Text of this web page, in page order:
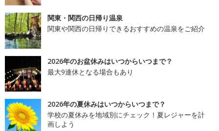
関東・関西の日帰り温泉
関東や関西の日帰りできるおすすめの温泉をご紹介
2026年のお盆休みはいつからいつまで？
最大9連休となる場合もあり
2026年の夏休みはいつからいつまで？
学校の夏休みを地域別にチェック！夏レジャーを計
画しよう